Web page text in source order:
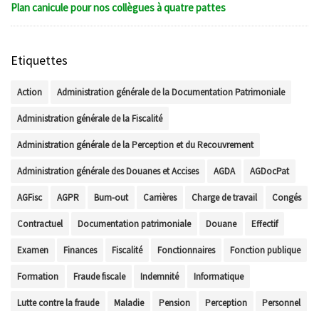
Plan canicule pour nos collègues à quatre pattes
Etiquettes
Action Administration générale de la Documentation Patrimoniale
Administration générale de la Fiscalité
Administration générale de la Perception et du Recouvrement
Administration générale des Douanes et Accises AGDA AGDocPat
AGFisc AGPR Burn-out Carrières Charge de travail Congés
Contractuel Documentation patrimoniale Douane Effectif
Examen Finances Fiscalité Fonctionnaires Fonction publique
Formation Fraude fiscale Indemnité Informatique
Lutte contre la fraude Maladie Pension Perception Personnel